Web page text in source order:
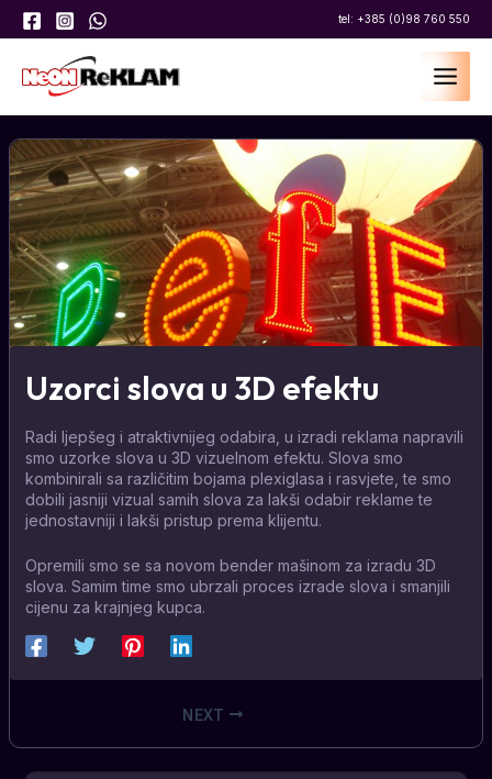
Skip
tel: +385 (0)98 760 550
Uzorci slova u 3D efektu
Radi ljepšeg i atraktivnijeg odabira, u izradi reklama napravili
smo uzorke slova u 3D vizuelnom efektu. Slova smo
kombinirali sa različitim bojama plexiglasa i rasvjete, te smo
dobili jasniji vizual samih slova za lakši odabir reklame te
jednostavniji i lakši pristup prema klijentu.
Opremili smo se sa novom bender mašinom za izradu 3D
slova. Samim time smo ubrzali proces izrade slova i smanjili
cijenu za krajnjeg kupca.
Post
navigation
NEXT